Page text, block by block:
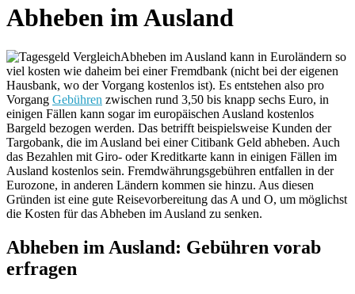
Abheben im Ausland
Abheben im Ausland kann in Euroländern so
viel kosten wie daheim bei einer Fremdbank (nicht bei der eigenen
Hausbank, wo der Vorgang kostenlos ist). Es entstehen also pro
Vorgang Gebühren zwischen rund 3,50 bis knapp sechs Euro, in
einigen Fällen kann sogar im europäischen Ausland kostenlos
Bargeld bezogen werden. Das betrifft beispielsweise Kunden der
Targobank, die im Ausland bei einer Citibank Geld abheben. Auch
das Bezahlen mit Giro- oder Kreditkarte kann in einigen Fällen im
Ausland kostenlos sein. Fremdwährungsgebühren entfallen in der
Eurozone, in anderen Ländern kommen sie hinzu. Aus diesen
Gründen ist eine gute Reisevorbereitung das A und O, um möglichst
die Kosten für das Abheben im Ausland zu senken.
Abheben im Ausland: Gebühren vorab
erfragen